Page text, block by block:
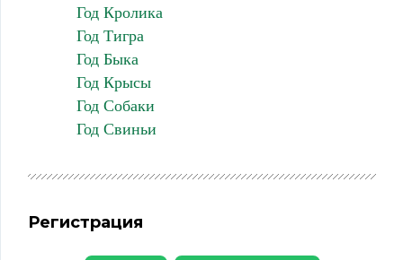
Год Кролика
Год Тигра
Год Быка
Год Крысы
Год Собаки
Год Свиньи
Регистрация